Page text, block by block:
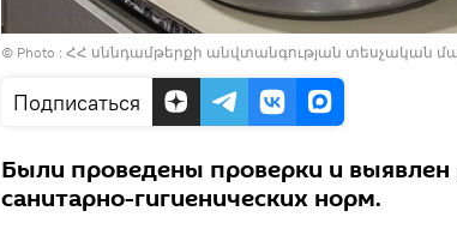
© Photo : ՀՀ սննդամթերքի անվտանգության տեսչական
Подписаться
Были проведены проверки и
санитарно-гигиенических норм.